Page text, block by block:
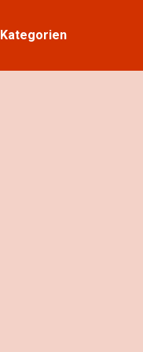
Kategorien